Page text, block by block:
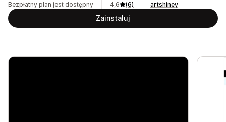
Bezpłatny plan jest dostępny
4,6
(6)
artshiney
Zainstaluj